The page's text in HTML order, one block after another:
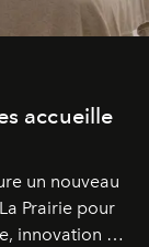
accueille
un nouveau
Prairie pour
innovation et